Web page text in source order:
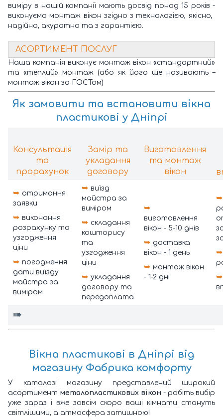
виміру в нашій компанії мають досвід понад 15 років -
виконуємо монтаж вікон згідно з технологією, якісно, ​​
надійно, акуратно та з гарантією.
АСОРТИМЕНТ ПОСЛУГ
Наша компанія виконує монтаж вікон «стандартний»
та «теплий» монтаж (або як його ще називають –
монтаж вікон за ГОСТом)
Як замовити та встановити вікна
пластикові у Дніпрі
Консультація
та
прорахунок
Замір та
укладання
договору
Виготовлення
та монтаж
вікон
➥ отримання
заявки
➥ виконання
розрахунку та
узгодження
ціни
➥ погодження
дати виїзду
майстра за
виміром
➥ виїзд
майстра за
виміром
➥ складання
кошторису
та
узгодження
ціни
➥ укладання
договору та
передоплата
➥
виготовлення
вікон - 5-10 днів
➥ доставка
вікон - 1 день
➥ монтаж вікон
- 1-2 дні
➥
➥
➥
➠
Вікна пластикові в Дніпрі від
магазину Фабрика комфорту
У каталозі магазину представлений широкий
асортимент металопластикових вікон - робіть вибір
уже зараз і вже зовсім скоро ваші кімнати стануть
світлішими, а атмосфера затишною!